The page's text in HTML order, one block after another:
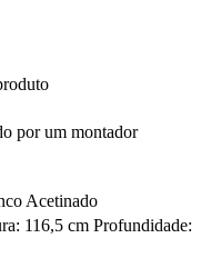
por um montador
Acetinado
116,5 cm Profundidade: